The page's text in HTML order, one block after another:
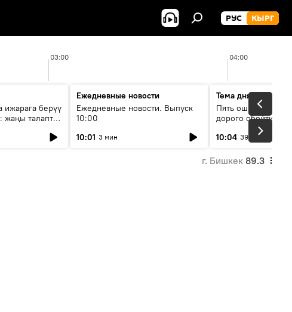
РУС КЫРГ
03:00 04:00
берүү
жаңы талаптар
Ежедневные новости
Ежедневные новости. Выпуск
10:00
10:01 3 мин
Тема дня
Пять ошибок
дорого обойтись
10:04 39 мин
г. Бишкек 89.3